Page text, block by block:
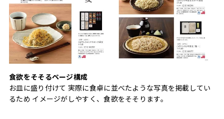
食欲をそそるページ構成
お皿に盛り付けて 実際に食卓に並べたような写真を掲載してい
るため イメージがしやすく、食欲をそそります。